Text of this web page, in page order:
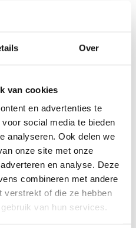
Over
van cookies
en advertenties te
social media te bieden
analyseren. Ook delen we
onze site met onze
en analyse. Deze
combineren met andere
verstrekt of die ze hebben
van hun services.
bieden met de
Sound, Bose, Sony,
van deze
niveaus van
kunt kiezen hoeveel
maakt het gemakkelijk
tussen een stille
blijven van je omgeving.
Oordopjes met